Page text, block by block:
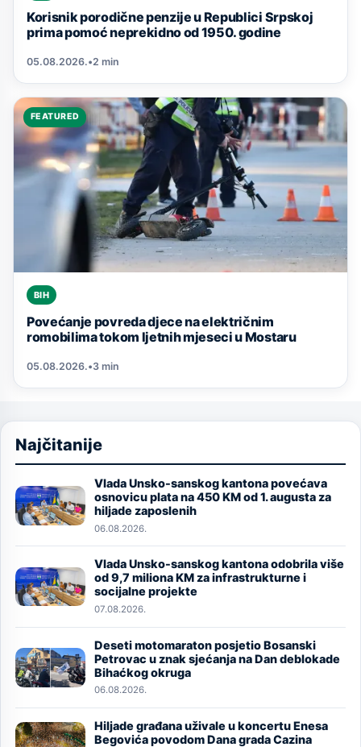
Korisnik porodične penzije u Republici Srpskoj
prima pomoć neprekidno od 1950. godine
05.08.2026.•2 min
FEATURED
BIH
Povećanje povreda djece na električnim
romobilima tokom ljetnih mjeseci u Mostaru
05.08.2026.•3 min
Najčitanije
Image
Vlada Unsko-sanskog kantona povećava
osnovicu plata na 450 KM od 1. augusta za
hiljade zaposlenih
06.08.2026.
Image
Vlada Unsko-sanskog kantona odobrila više
od 9,7 miliona KM za infrastrukturne i
socijalne projekte
07.08.2026.
Image
Deseti motomaraton posjetio Bosanski
Petrovac u znak sjećanja na Dan deblokade
Bihaćkog okruga
06.08.2026.
Image
Hiljade građana uživale u koncertu Enesa
Begovića povodom Dana grada Cazina